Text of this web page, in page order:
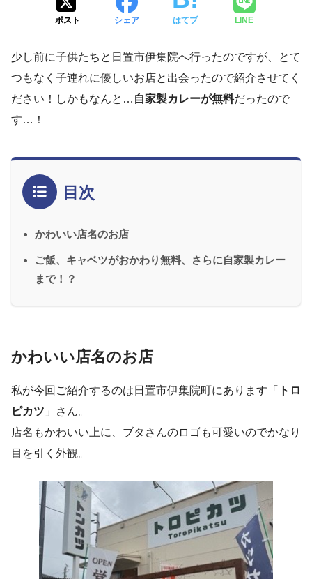
ポスト シェア はてブ LINE
少し前に子供たちと日置市伊集院へ行ったのですが、とて
つもなく子連れに優しいお店と出会ったので紹介させてく
ださい！しかもなんと… 自家製カレーが無料だったので
す…！
目次
かわいい店名のお店
ご飯、キャベツがおかわり無料、さらに自家製カレー
まで！？
かわいい店名のお店
私が今回ご紹介するのは日置市伊集院町にあります「
トロ
ピカツ 」さん。
店名もかわいい上に、ブタさんのロゴも可愛いのでかなり
目を引く外観。